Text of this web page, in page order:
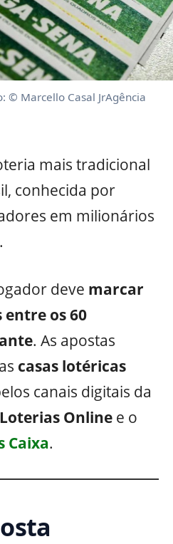
© Marcello Casal JrAgência
mais tradicional
conhecida por
em milionários
deve marcar
entre os 60
. As apostas
casas lotéricas
canais digitais da
Online e o
Caixa.